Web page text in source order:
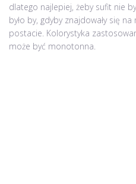
dlatego najlepiej, żeby sufit nie
było by, gdyby znajdowały się
postacie. Kolorystyka
może być monotonna.